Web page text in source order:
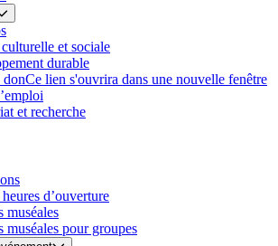
et sociale
durable
donCe lien s'ouvrira dans une nouvelle fenêtre
et recherche
d’ouverture
muséales
muséales pour groupes